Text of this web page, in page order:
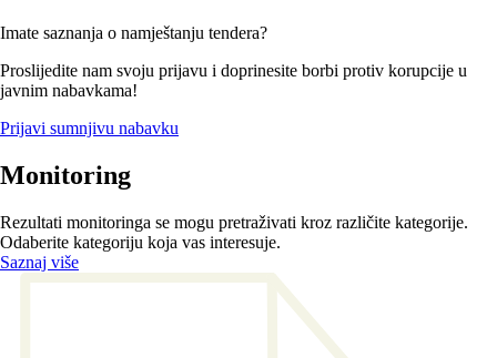
Imate saznanja o namještanju tendera?
Proslijedite nam svoju prijavu i doprinesite borbi protiv korupcije u
javnim nabavkama!
Prijavi sumnjivu nabavku
Monitoring
Rezultati monitoringa se mogu pretraživati kroz različite kategorije.
Odaberite kategoriju koja vas interesuje.
Saznaj više